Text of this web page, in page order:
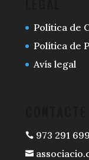
Política de
Política de
Avís legal
973 291 699
